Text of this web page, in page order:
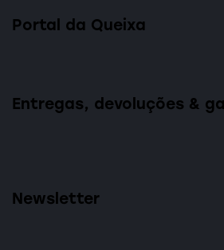
Portal da Queixa
Entregas, devoluções &
Newsletter